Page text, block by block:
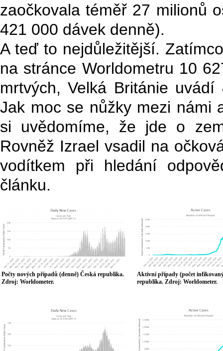
zaočkovala téměř 27 milionů
421 000 dávek denně).
A teď to nejdůležitější.
na stránce Worldometru 10
mrtvých, Velká Británie
Jak moc se nůžky mezi námi
si uvědomíme, že jde o
Rovněž Izrael vsadil na
vodítkem při hledání
článku.
Počty nových případů (denně) Česká republika.
Zdroj: Worldometer.
Aktivní případy (počet
republika. Zdroj: Worldometer.